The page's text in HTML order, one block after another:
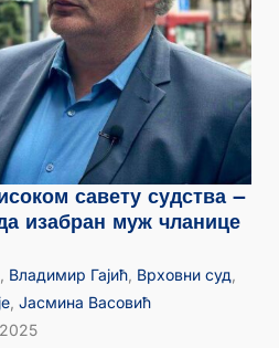
савету судства –
изабран муж чланице
Владимир Гајић Врховни суд
Јасмина Васовић